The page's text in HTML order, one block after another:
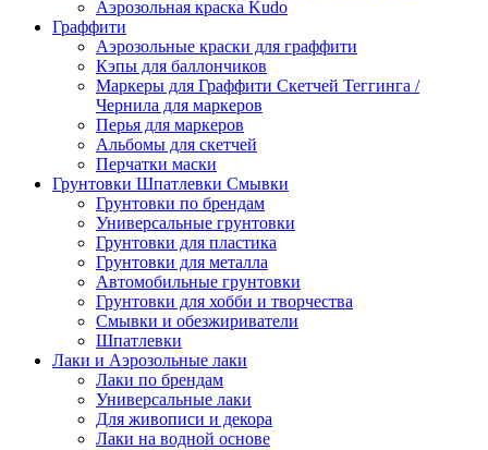
Аэрозольная краска Kudo
Граффити
Аэрозольные краски для граффити
Кэпы для баллончиков
Маркеры для Граффити Скетчей Теггинга /
Чернила для маркеров
Перья для маркеров
Альбомы для скетчей
Перчатки маски
Грунтовки Шпатлевки Смывки
Грунтовки по брендам
Универсальные грунтовки
Грунтовки для пластика
Грунтовки для металла
Автомобильные грунтовки
Грунтовки для хобби и творчества
Смывки и обезжириватели
Шпатлевки
Лаки и Аэрозольные лаки
Лаки по брендам
Универсальные лаки
Для живописи и декора
Лаки на водной основе